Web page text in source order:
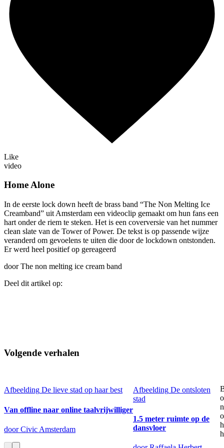
Like
video
Home Alone
In de eerste lock down heeft de brass band “The Non Melting Ice
Creamband” uit Amsterdam een videoclip gemaakt om hun fans een
hart onder de riem te steken. Het is een coverversie van het nummer
clean slate van de Tower of Power. De tekst is op passende wijze
veranderd om gevoelens te uiten die door de lockdown ontstonden.
Er werd heel positief op gereageerd
door The non melting ice cream band
Deel dit artikel op:
Volgende verhalen
Afbeelding De lieve stad op haar best
Van offline naar online taalvrijwilliger
door Civic Amsterdam
Afbeelding De ontsloten
stad
1.5 meter ruimte op de
dansvloer